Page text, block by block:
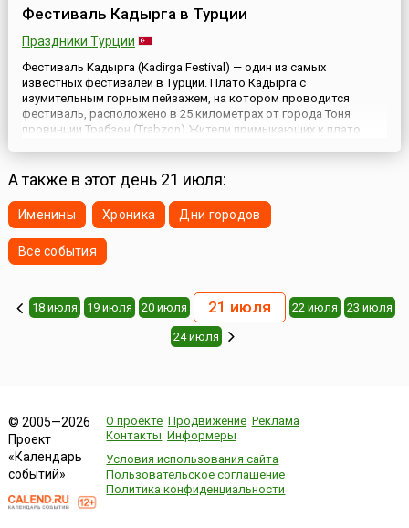
Фестиваль Кадырга в Турции
Праздники Турции
Фестиваль Кадырга (Kadirga Festival) — один из самых
известных фестивалей в Турции. Плато Кадырга с
изумительным горным пейзажем, на котором проводится
фестиваль, расположено в 25 километрах от города Тоня
провинции Трабзон (Trabzon).Жители примыкающих к плато
мероприятий предп...
А также в этот день 21 июля:
Именины Хроника Дни городов
Все события
18 июля 19 июля 20 июля 21 июля 22 июля 23 июля
24 июля
© 2005—2026
Проект
«Календарь
событий»
О проекте Продвижение Реклама
Контакты Информеры
Условия использования сайта
Пользовательское соглашение
Политика конфиденциальности